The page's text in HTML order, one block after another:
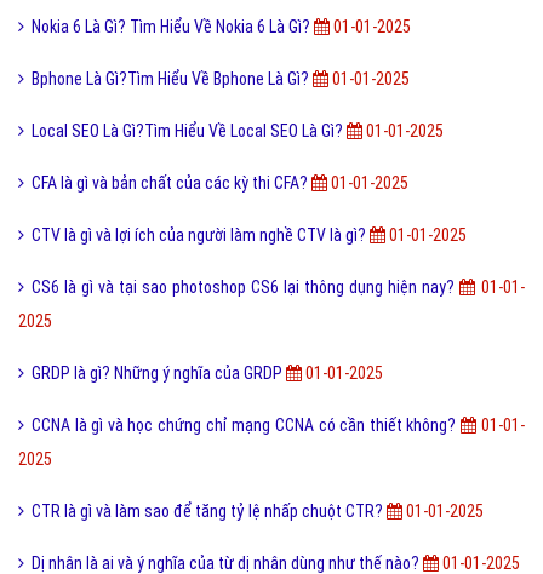
Nokia 6 Là Gì? Tìm Hiểu Về Nokia 6 Là Gì? 01-01-2025
Bphone Là Gì?Tìm Hiểu Về Bphone Là Gì? 01-01-2025
Local SEO Là Gì?Tìm Hiểu Về Local SEO Là Gì? 01-01-2025
CFA là gì và bản chất của các kỳ thi CFA? 01-01-2025
CTV là gì và lợi ích của người làm nghề CTV là gì? 01-01-2025
CS6 là gì và tại sao photoshop CS6 lại thông dụng hiện nay?
01-01-
2025
GRDP là gì? Những ý nghĩa của GRDP 01-01-2025
CCNA là gì và học chứng chỉ mạng CCNA có cần thiết không?
01-01-
2025
CTR là gì và làm sao để tăng tỷ lệ nhấp chuột CTR? 01-01-2025
Dị nhân là ai và ý nghĩa của từ dị nhân dùng như thế nào? 01-01-2025